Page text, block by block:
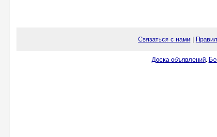
Связаться с нами
Доска объявлений.